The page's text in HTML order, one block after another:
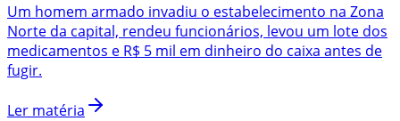
Um homem armado invadiu o estabelecimento na Zona
Norte da capital, rendeu funcionários, levou um lote dos
medicamentos e R$ 5 mil em dinheiro do caixa antes de
fugir.
Ler matéria